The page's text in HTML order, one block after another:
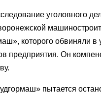
уголовного
которого обвиняли в
предприятия. Он
пытается